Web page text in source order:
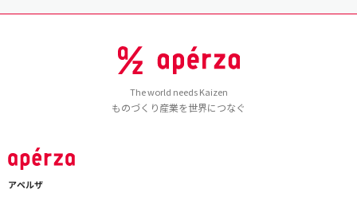
The world needs Kaizen
ものづくり産業を世界につなぐ
アペルザ